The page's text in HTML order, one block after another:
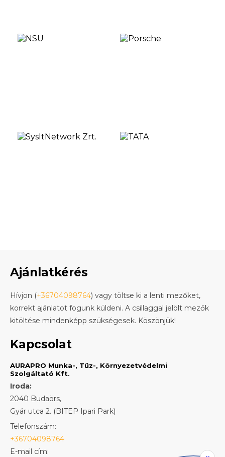
Ajánlatkérés
Hívjon (+36704098764) vagy töltse ki a lenti mezőket,
korrekt ajánlatot fogunk küldeni. A csillaggal jelölt mezők
kitöltése mindenképp szükségesek. Köszönjük!
Kapcsolat
AURAPRO Munka-, Tűz-, Környezetvédelmi
Szolgáltató Kft.
Iroda:
2040 Budaörs,
Gyár utca 2. (BITEP Ipari Park)
Telefonszám:
+36704098764
E-mail cím: